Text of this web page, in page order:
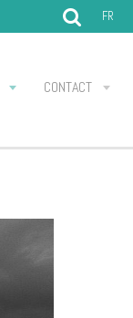
CONTACT
FR